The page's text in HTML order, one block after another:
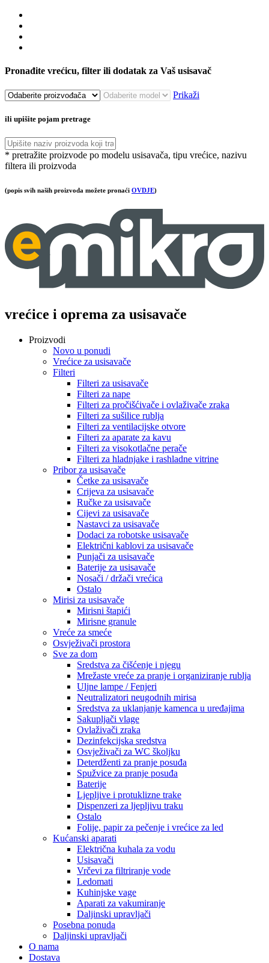
Pronađite vrećicu, filter ili dodatak za Vaš usisavač
Prikaži
ili upišite pojam pretrage
* pretražite proizvode po modelu usisavača, tipu vrećice, nazivu
filtera ili proizvoda
(popis svih naših proizvoda možete pronaći OVDJE)
vrećice i oprema za usisavače
Proizvodi
Novo u ponudi
Vrećice za usisavače
Filteri
Filteri za usisavače
Filteri za nape
Filteri za pročišćivače i ovlaživače zraka
Filteri za sušilice rublja
Filteri za ventilacijske otvore
Filteri za aparate za kavu
Filteri za visokotlačne perače
Filteri za hladnjake i rashladne vitrine
Pribor za usisavače
Četke za usisavače
Crijeva za usisavače
Ručke za usisavače
Cijevi za usisavače
Nastavci za usisavače
Dodaci za robotske usisavače
Električni kablovi za usisavače
Punjači za usisavače
Baterije za usisavače
Nosači / držači vrećica
Ostalo
Mirisi za usisavače
Mirisni štapići
Mirisne granule
Vreće za smeće
Osvježivači prostora
Sve za dom
Sredstva za čišćenje i njegu
Mrežaste vreće za pranje i organiziranje rublja
Uljne lampe / Fenjeri
Neutralizatori neugodnih mirisa
Sredstva za uklanjanje kamenca u uređajima
Sakupljači vlage
Ovlaživači zraka
Dezinfekcijska sredstva
Osvježivači za WC školjku
Deterdženti za pranje posuđa
Spužvice za pranje posuđa
Baterije
Ljepljive i protuklizne trake
Dispenzeri za ljepljivu traku
Ostalo
Folije, papir za pečenje i vrećice za led
Kućanski aparati
Električna kuhala za vodu
Usisavači
Vrčevi za filtriranje vode
Ledomati
Kuhinjske vage
Aparati za vakumiranje
Daljinski upravljači
Posebna ponuda
Daljinski upravljači
O nama
Dostava